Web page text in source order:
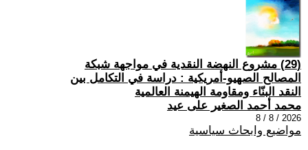
(29) مشروع النهضة النقدية في مواجهة شبكة
المصالح الصهيو-أمريكية : دراسة في التكامل بين
النقد البنّاء ومقاومة الهيمنة العالمية
محمد أحمد الصغير على عيد
2026 / 8 / 8
مواضيع وابحاث سياسية